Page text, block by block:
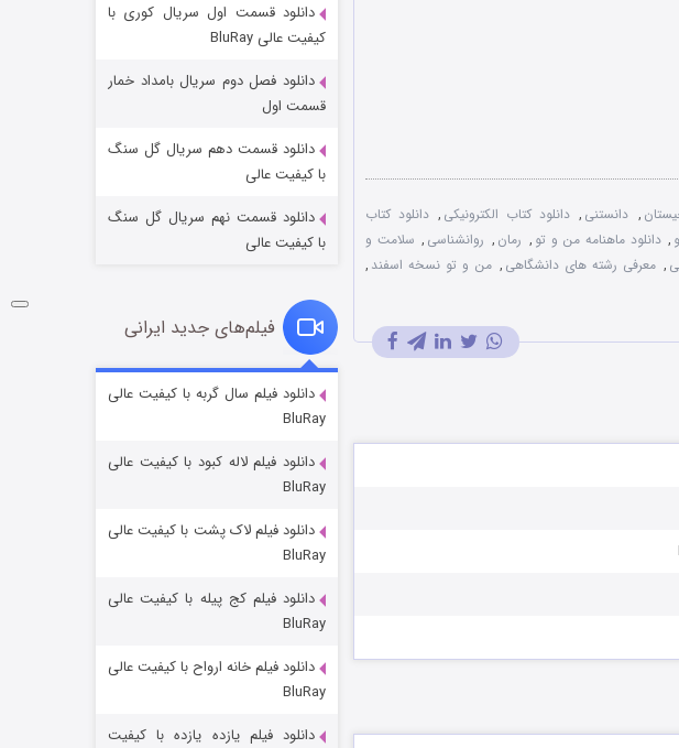
, دانستنی , دانلود کتاب الکترونیکی , دانلود کتاب
, دانلود ماهنامه من و تو , رمان , روانشناسی , سلامت و
, معرفی رشته های دانشگاهی , من و تو نسخه اسفند ,
شکست استوارت در نجات جهان
قسمت ۷ (زیرنویس) منتشر شد
شوگر فصل ۲
قسمت
خاندان اژدها فصل ۳
دانلود قسمت اول سریال کوری با
کیفیت عالی BluRay
دانلود فصل دوم سریال بامداد خمار
قسمت اول
دانلود قسمت دهم سریال گل سنگ
با کیفیت عالی
دانلود قسمت نهم سریال گل سنگ
با کیفیت عالی
فیلم‌های جدید ایرانی
دانلود فیلم سال گربه با کیفیت عالی
BluRay
دانلود فیلم لاله کبود با کیفیت عالی
BluRay
دانلود فیلم لاک پشت با کیفیت عالی
BluRay
دانلود فیلم کج‌ پیله با کیفیت عالی
BluRay
دانلود فیلم خانه ارواح با کیفیت عالی
BluRay
دانلود فیلم یازده یازده با کیفیت